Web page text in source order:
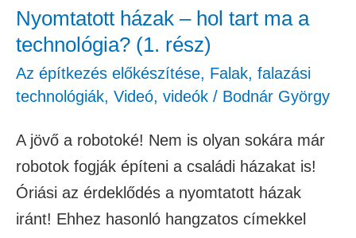
Nyomtatott házak – hol tart ma a
technológia? (1. rész)
Az építkezés előkészítése, Falak, falazási
technológiák, Videó, videók / Bodnár György
A jövő a robotoké! Nem is olyan sokára már
robotok fogják építeni a családi házakat is!
Óriási az érdeklődés a nyomtatott házak
iránt! Ehhez hasonló hangzatos címekkel
(1.
rész)